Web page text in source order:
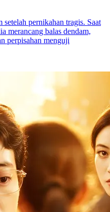
pernikahan tragis. Saat
merancang balas dendam,
perpisahan menguji